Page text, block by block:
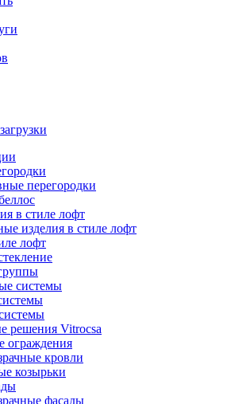
перегородки
в стиле лофт
изделия в стиле лофт
лофт
системы
решения Vitrocsa
ограждения
кровли
козырьки
фасады